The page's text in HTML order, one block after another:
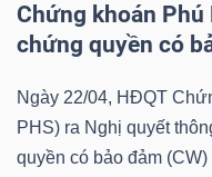
Chứng khoán Phú
chứng quyền có
Ngày 22/04, HĐQT
PHS) ra Nghị quyết
quyền có bảo đảm
CHĂM
SÓC